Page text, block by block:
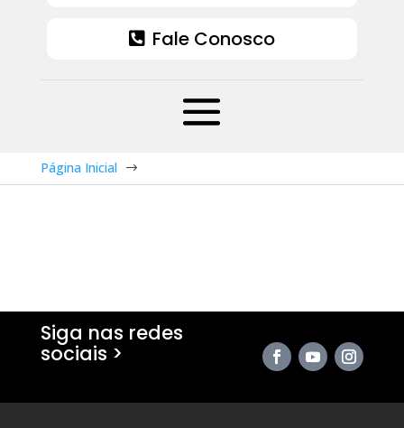
Fale Conosco
Página Inicial $
Siga nas redes
sociais >